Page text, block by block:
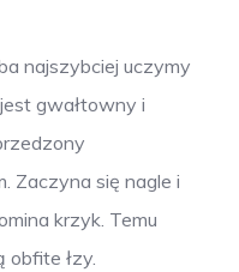
najszybciej uczymy
gwałtowny i
Zaczyna się nagle i
krzyk. Temu
obfite łzy.